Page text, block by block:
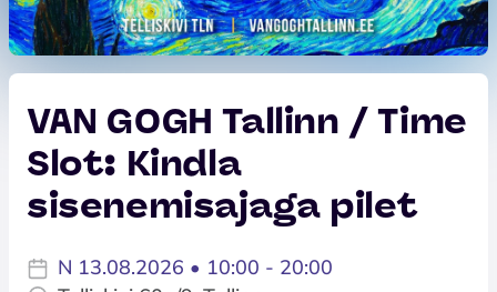
VAN GOGH Tallinn / Time
Slot: Kindla
sisenemisajaga pilet
N 13.08.2026 • 10:00 - 20:00